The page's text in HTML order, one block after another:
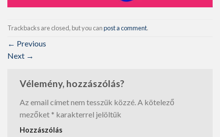
Trackbacks are closed, but you canpost a comment.
← Previous
Next →
Vélemény, hozzászólás?
Az email címet nem tesszük közzé.A kötelező
mezőket * karakterrel jelöltük
Hozzászólás